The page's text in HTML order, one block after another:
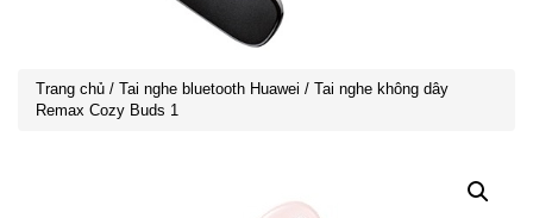
Trang chủ / Tai nghe bluetooth Huawei / Tai nghe không dây
Remax Cozy Buds 1